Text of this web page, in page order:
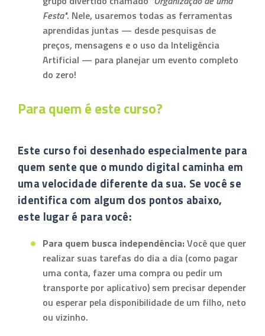
Festa". Nele, usaremos todas as ferramentas
aprendidas juntas — desde pesquisas de
preços, mensagens e o uso da Inteligência
Artificial — para planejar um evento completo
do zero!
Para quem é este curso?
Este curso foi desenhado especialmente para
quem sente que o mundo digital caminha em
uma velocidade diferente da sua. Se você se
identifica com algum dos pontos abaixo,
este lugar é para você:
Para quem busca independência:Você que quer
realizar suas tarefas do dia a dia (como pagar
uma conta, fazer uma compra ou pedir um
transporte por aplicativo) sem precisar depender
ou esperar pela disponibilidade de um filho, neto
ou vizinho.